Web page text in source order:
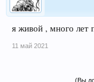
я живой , много
11 май 2021
(Вы